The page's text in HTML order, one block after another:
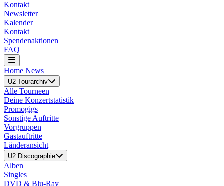
Kontakt
Newsletter
Kalender
Kontakt
Spendenaktionen
FAQ
Home News
U2 Tourarchiv
Alle Tourneen
Deine Konzertstatistik
Promogigs
Sonstige Auftritte
Vorgruppen
Gastauftritte
Länderansicht
U2 Discographie
Alben
Singles
DVD & Blu-Ray